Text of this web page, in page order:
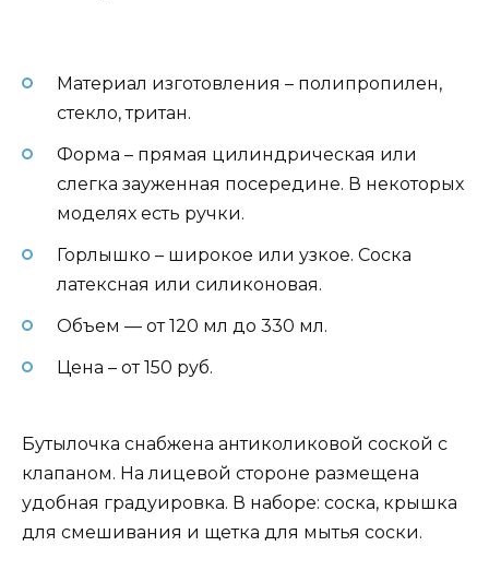
Материал изготовления – полипропилен,
стекло, тритан.
Форма – прямая цилиндрическая или
слегка зауженная посередине. В некоторых
моделях есть ручки.
Горлышко – широкое или узкое. Соска
латексная или силиконовая.
Объем — от 120 мл до 330 мл.
Цена – от 150 руб.
Бутылочка снабжена антиколиковой соской с
клапаном. На лицевой стороне размещена
удобная градуировка. В наборе: соска, крышка
для смешивания и щетка для мытья соски.